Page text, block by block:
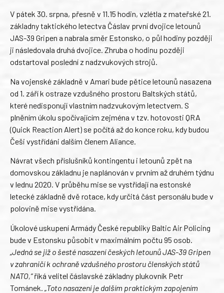
V pátek 30. srpna, přesně v 11.15 hodin, vzlétla z mateřské 21.
základny taktického letectva Čáslav první dvojice letounů
JAS-39 Gripen a nabrala směr Estonsko, o půl hodiny později
ji následovala druhá dvojice. Zhruba o hodinu později
odstartoval poslední z nadzvukových strojů.
Na vojenské základně v Amari bude pětice letounů nasazena
od 1. září k ostraze vzdušného prostoru Baltských států,
které nedisponují vlastním nadzvukovým letectvem. S
plněním úkolu spočívajícím zejména v tzv. hotovosti QRA
(Quick Reaction Alert) se počítá až do konce roku, kdy budou
Češi vystřídáni dalším členem Aliance.
Návrat všech příslušníků kontingentu i letounů zpět na
domovskou základnu je naplánován v prvním až druhém týdnu
v lednu 2020. V průběhu mise se vystřídají na estonské
letecké základně dvě rotace, kdy určitá část personálu bude v
polovině mise vystřídána.
Úkolové uskupení Armády České republiky Baltic Air Policing
bude v Estonsku působit v maximálním počtu 95 osob.
„Jedná se již o šesté nasazení českých letounů JAS-39 Gripen
v zahraničí k ochraně vzdušného prostoru členských států
NATO,“říká velitel čáslavské základny plukovník Petr
Tománek.
„Toto nasazení je dalším praktickým zapojením